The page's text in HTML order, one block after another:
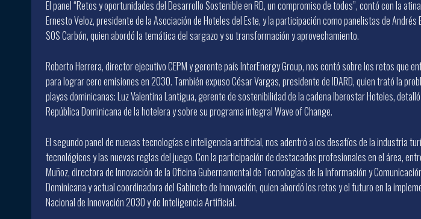
El panel “Retos y oportunidades del Desarrollo Sostenible en RD, un compromiso de todos”, contó con la
Ernesto Veloz, presidente de la Asociación de Hoteles del Este, y la participación como panelistas de Andrés
SOS Carbón, quien abordó la temática del sargazo y su transformación y aprovechamiento.
Roberto Herrera, director ejecutivo CEPM y gerente país InterEnergy Group, nos contó sobre los retos que
para lograr cero emisiones en 2030. También expuso César Vargas, presidente de IDARD, quien trató la
playas dominicanas; Luz Valentina Lantigua, gerente de sostenibilidad de la cadena Iberostar Hoteles,
República Dominicana de la hotelera y sobre su programa integral Wave of Change.
El segundo panel de nuevas tecnologías e inteligencia artificial, nos adentró a los desafíos de la industria
tecnológicos y las nuevas reglas del juego. Con la participación de destacados profesionales en el área,
Muñoz, directora de Innovación de la Oficina Gubernamental de Tecnologías de la Información y
Dominicana y actual coordinadora del Gabinete de Innovación, quien abordó los retos y el futuro en la
Nacional de Innovación 2030 y de Inteligencia Artificial.